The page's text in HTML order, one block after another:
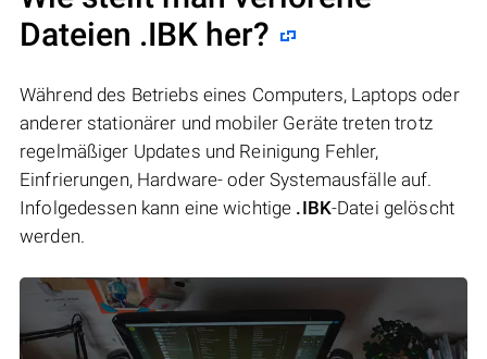
Dateien .IBK her?
Während des Betriebs eines Computers, Laptops oder
anderer stationärer und mobiler Geräte treten trotz
regelmäßiger Updates und Reinigung Fehler,
Einfrierungen, Hardware- oder Systemausfälle auf.
Infolgedessen kann eine wichtige .IBK-Datei gelöscht
werden.